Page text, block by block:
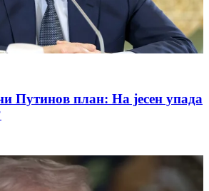
Путинов план: На јесен упада